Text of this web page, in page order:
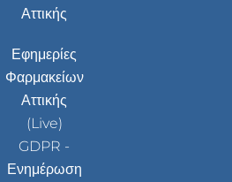
Αττικής
Εφημερίες
Φαρμακείων
Αττικής
(Live)
GDPR -
Ενημέρωση